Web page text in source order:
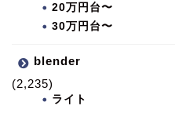
20万円台〜
30万円台〜
blender
(2,235)
ライト